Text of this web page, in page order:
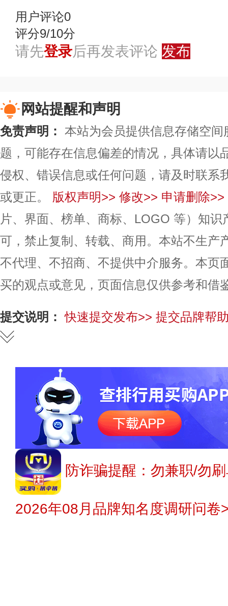
用户评论0
评分9/10分
请先登录后再发表评论 发布
网站提醒和声明
免责声明： 本站为会员提供信息存储空
题，可能存在信息偏差的情况，具体请以
侵权、错误信息或任何问题，请及时联系
或更正。
版权声明>> 修改>> 申请删除>>
片、界面、榜单、商标、LOGO 等）知
可，禁止复制、转载、商用。本站不生产
不代理、不招商、不提供中介服务。本页
买的观点或意见，页面信息仅供参考和借
提交说明： 快速提交发布>> 提交品牌帮
防诈骗提醒：勿兼职/勿
2026年08月品牌知名度调研问卷